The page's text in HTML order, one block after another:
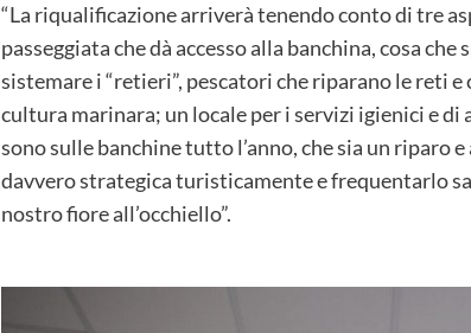
“La riqualificazione arriverà tenendo conto di tre
passeggiata che dà accesso alla banchina, cosa
sistemare i “retieri”, pescatori che riparano le reti
cultura marinara; un locale per i servizi igienici e
sono sulle banchine tutto l’anno, che sia un riparo
davvero strategica turisticamente e frequentarlo
nostro fiore all’occhiello”.